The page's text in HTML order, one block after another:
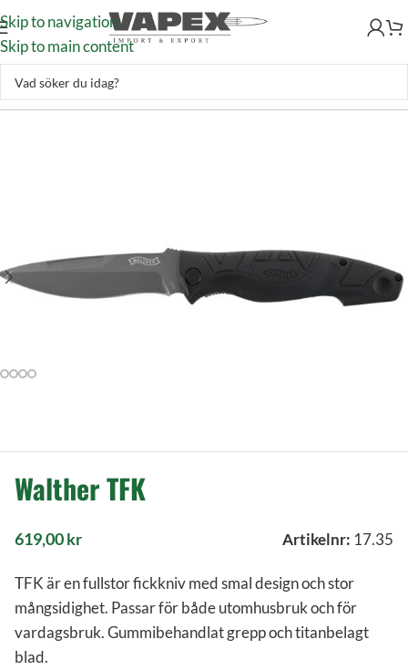
Skip to navigation
Skip to main content
Utrustning–Knivar–Fällknivar–Walther TFK
Walther TFK
619,00kr Artikelnr: 17.35
TFK är en fullstor fickkniv med smal design och stor
mångsidighet. Passar för både utomhusbruk och för
vardagsbruk. Gummibehandlat grepp och titanbelagt
blad.